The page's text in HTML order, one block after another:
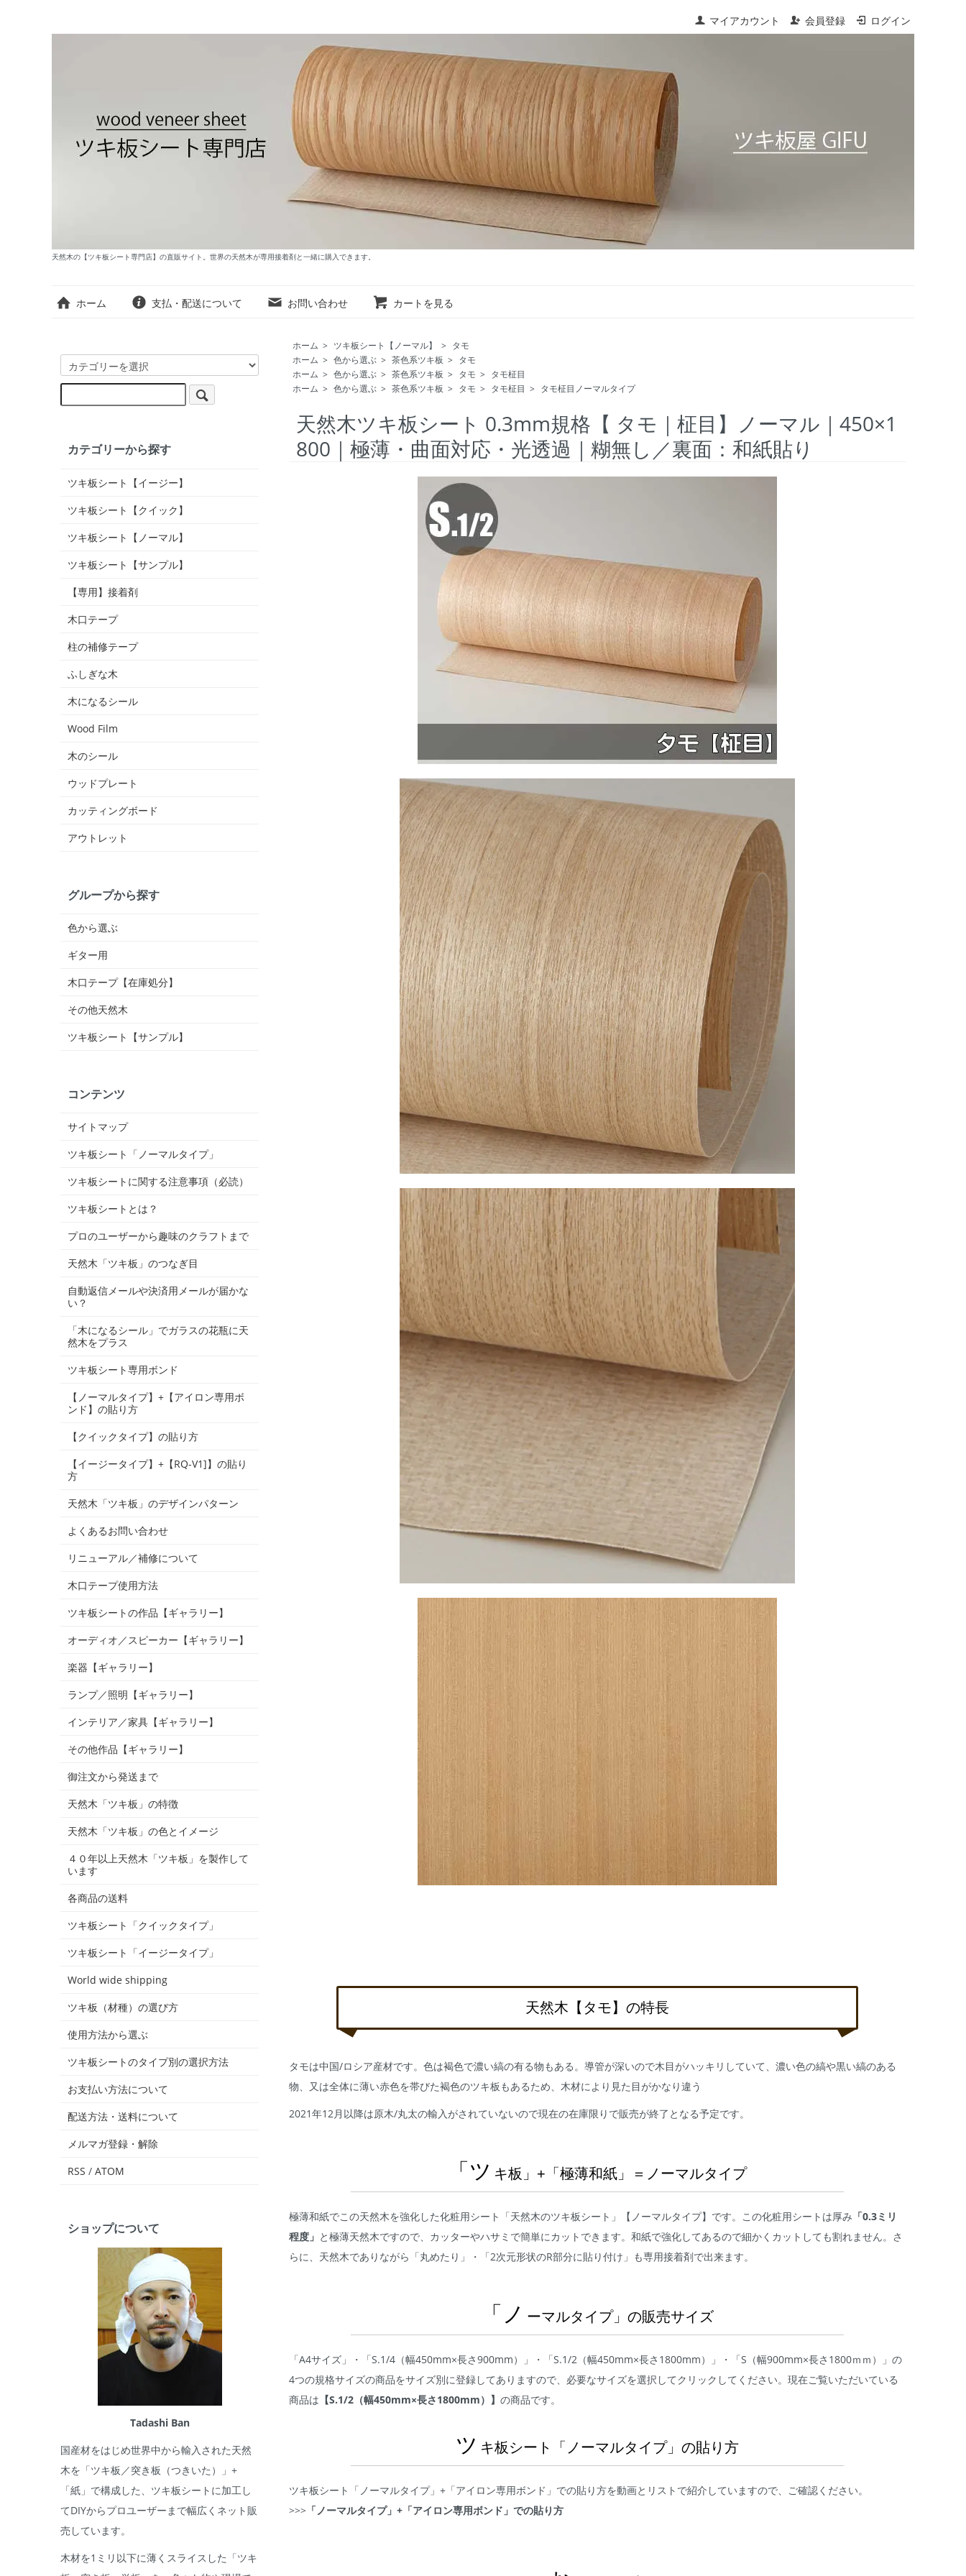
マイアカウント 会員登録 ログイン
天然木の【ツキ板シート専門店】の直販サイト。世界の天然木が専用接着剤と一緒に購入できます。
ホーム 支払・配送について お問い合わせ カートを見る
ホーム > ツキ板シート【ノーマル】 > タモ
ホーム > 色から選ぶ > 茶色系ツキ板 > タモ
ホーム > 色から選ぶ > 茶色系ツキ板 > タモ > タモ柾目
ホーム > 色から選ぶ > 茶色系ツキ板 > タモ > タモ柾目 > タモ柾目ノーマルタイプ
天然木ツキ板シート 0.3mm規格【 タモ｜柾目】ノーマル｜450×1
800｜極薄・曲面対応・光透過｜糊無し／裏面：和紙貼り
天然木【タモ】の特長
タモは中国/ロシア産材です。色は褐色で濃い縞の有る物もある。導管が深いので木目がハッキリしていて、濃い色の縞や黒い縞のある
物、又は全体に薄い赤色を帯びた褐色のツキ板もあるため、木材により見た目がかなり違う
2021年12月以降は原木/丸太の輸入がされていないので現在の在庫限りで販売が終了となる予定です。
「ツ キ板」+「極薄和紙」＝ノーマルタイプ
極薄和紙でこの天然木を強化した化粧用シート「天然木のツキ板シート」【ノーマルタイプ】です。この化粧用シートは厚み 「0.3ミリ
程度」 と極薄天然木ですので、カッターやハサミで簡単にカットできます。和紙で強化してあるので細かくカットしても割れません。さ
らに、天然木でありながら「丸めたり」・「2次元形状のR部分に貼り付け」も専用接着剤で出来ます。
「ノ ーマルタイプ」の販売サイズ
「A4サイズ」・「S.1/4（幅450mm×長さ900mm）」・「S.1/2（幅450mm×長さ1800mm）」・「S（幅900mm×長さ1800ｍｍ）」の
4つの規格サイズの商品をサイズ別に登録してありますので、必要なサイズを選択してクリックしてください。現在ご覧いただいている
商品は 【S.1/2（幅450mm×長さ1800mm）】 の商品です。
ツ キ板シート「ノーマルタイプ」の貼り方
ツキ板シート「ノーマルタイプ」+「アイロン専用ボンド」での貼り方を動画とリストで紹介していますので、ご確認ください。
>>> 「ノーマルタイプ」+「アイロン専用ボンド」での貼り方
カテゴリーから探す
ツキ板シート【イージー】
ツキ板シート【クイック】
ツキ板シート【ノーマル】
ツキ板シート【サンプル】
【専用】接着剤
木口テープ
柱の補修テープ
ふしぎな木
木になるシール
Wood Film
木のシール
ウッドプレート
カッティングボード
アウトレット
グループから探す
色から選ぶ
ギター用
木口テープ【在庫処分】
その他天然木
ツキ板シート【サンプル】
コンテンツ
サイトマップ
ツキ板シート「ノーマルタイプ」
ツキ板シートに関する注意事項（必読）
ツキ板シートとは？
プロのユーザーから趣味のクラフトまで
天然木「ツキ板」のつなぎ目
自動返信メールや決済用メールが届かな
い？
「木になるシール」でガラスの花瓶に天
然木をプラス
ツキ板シート専用ボンド
【ノーマルタイプ】+【アイロン専用ボ
ンド】の貼り方
【クイックタイプ】の貼り方
【イージータイプ】+【RQ-V1]】の貼り
方
天然木「ツキ板」のデザインパターン
よくあるお問い合わせ
リニューアル／補修について
木口テープ使用方法
ツキ板シートの作品【ギャラリー】
オーディオ／スピーカー【ギャラリー】
楽器【ギャラリー】
ランプ／照明【ギャラリー】
インテリア／家具【ギャラリー】
その他作品【ギャラリー】
御注文から発送まで
天然木「ツキ板」の特徴
天然木「ツキ板」の色とイメージ
４０年以上天然木「ツキ板」を製作して
います
各商品の送料
ツキ板シート「クイックタイプ」
ツキ板シート「イージータイプ」
World wide shipping
ツキ板（材種）の選び方
使用方法から選ぶ
ツキ板シートのタイプ別の選択方法
お支払い方法について
配送方法・送料について
メルマガ登録・解除
RSS / ATOM
ショップについて
Tadashi Ban
国産材をはじめ世界中から輸入された天然
木を「ツキ板／突き板（つきいた）」+
「紙」で構成した、ツキ板シートに加工し
てDIYからプロユーザーまで幅広くネット販
売しています。
木材を1ミリ以下に薄くスライスした「ツキ